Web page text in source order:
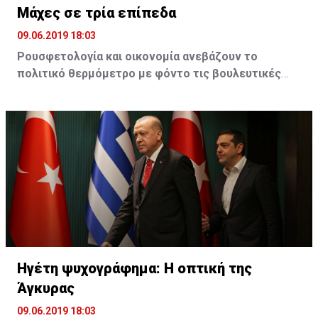
Μάχες σε τρία επίπεδα
09.06.2019 18:03
Ρουσφετολογία και οικονομία ανεβάζουν το
πολιτικό θερμόμετρο με φόντο τις βουλευτικές
Τσίπρας και Μητσοτάκης παίζουν τα ρέστα τους, σε
μια προσπάθεια να αυξήσουν την εκλογική τους
δύναμη. Στο ΚΙΝΑΛ η ρήξη Γεννηματά - Βενιζέλου
προκαλεί τριγμούς. Βαρουφάκης και Βελόπουλος
δίνουν μάχη για να μπουν στη βουλή
Η μεγάλη νίκη στις ευρωεκλογές για τη Νέα
Δημοκρατία έχει πλέον μεταφέρει τη συζήτηση
στον αν το κόμμα της αξιωματικής αντιπολίτευσης
θα καταφέρει την αυτοδυναμία στις εκλογές της
7ης Ιουλίου
Ηγέτη ψυχογράφημα: Η οπτική της
Άγκυρας
09.06.2019 18:03